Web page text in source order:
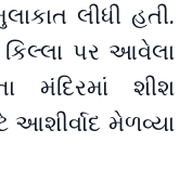
લીધી હતી.
પર આવેલા
મંદિરમાં શીશ
આશીર્વાદ મેળવ્યા